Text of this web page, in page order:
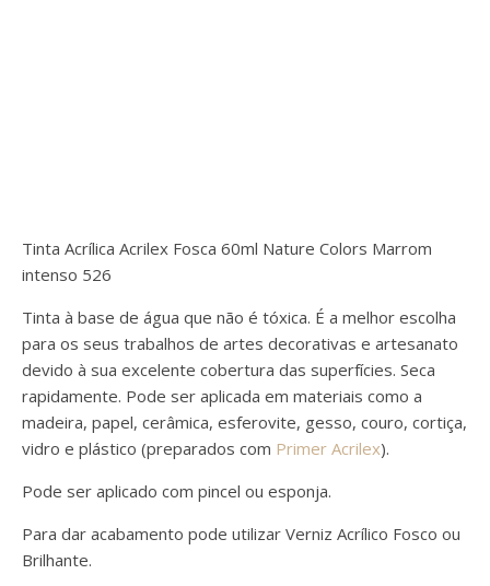
Tinta Acrílica Acrilex Fosca 60ml Nature Colors Marrom
intenso 526
Tinta à base de água que não é tóxica. É a melhor escolha
para os seus trabalhos de artes decorativas e artesanato
devido à sua excelente cobertura das superfícies. Seca
rapidamente. Pode ser aplicada em materiais como a
madeira, papel, cerâmica, esferovite, gesso, couro, cortiça,
vidro e plástico (preparados com Primer Acrilex).
Pode ser aplicado com pincel ou esponja.
Para dar acabamento pode utilizar Verniz Acrílico Fosco ou
Brilhante.